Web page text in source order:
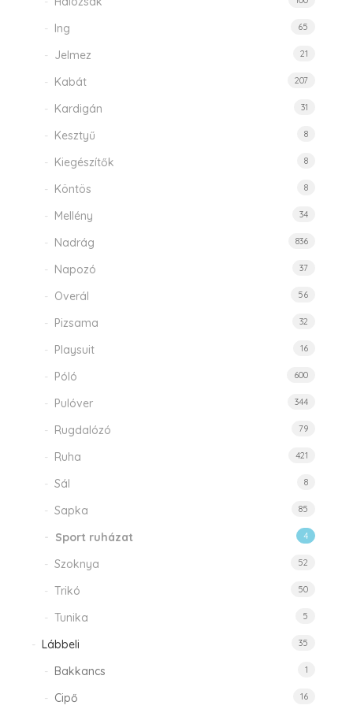
Ing 65
Jelmez 21
Kabát 207
Kardigán 31
Kesztyű 8
Kiegészítők 8
Köntös 8
Mellény 34
Nadrág 836
Napozó 37
Overál 56
Pizsama 32
Playsuit 16
Póló 600
Pulóver 344
Rugdalózó 79
Ruha 421
Sál 8
Sapka 85
Sport ruházat 4
Szoknya 52
Trikó 50
Tunika 5
Lábbeli 35
Bakkancs 1
Cipő 16